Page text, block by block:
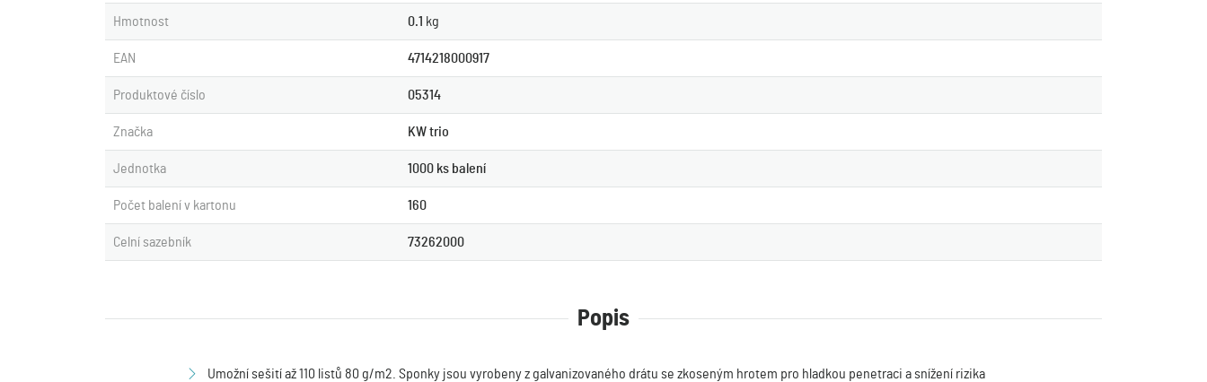
Hmotnost 0.1 kg
EAN 4714218000917
Produktové číslo 05314
Značka KW trio
Jednotka 1000 ks balení
Počet balení v kartonu 160
Celní sazebník 73262000
Popis
Umožní sešití až 110 listů 80 g/m2. Sponky jsou vyrobeny z galvanizovaného drátu se zkoseným hrotem pro hladkou penetraci a snížení rizika